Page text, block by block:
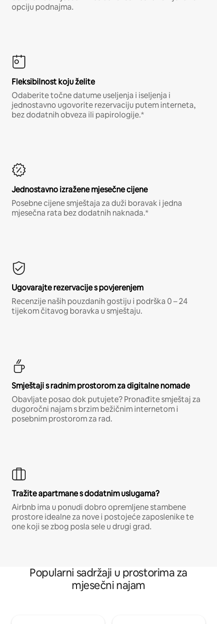
opciju podnajma.
Fleksibilnost koju želite
Odaberite točne datume useljenja i iseljenja i
jednostavno ugovorite rezervaciju putem interneta,
bez dodatnih obveza ili papirologije.*
Jednostavno izražene mjesečne cijene
Posebne cijene smještaja za duži boravak i jedna
mjesečna rata bez dodatnih naknada.*
Ugovarajte rezervacije s povjerenjem
Recenzije naših pouzdanih gostiju i podrška 0 – 24
tijekom čitavog boravka u smještaju.
Smještaji s radnim prostorom za digitalne nomade
Obavljate posao dok putujete? Pronađite smještaj za
dugoročni najam s brzim bežičnim internetom i
posebnim prostorom za rad.
Tražite apartmane s dodatnim uslugama?
Airbnb ima u ponudi dobro opremljene stambene
prostore idealne za nove i postojeće zaposlenike te
one koji se zbog posla sele u drugi grad.
Popularni sadržaji u prostorima za
mjesečni najam